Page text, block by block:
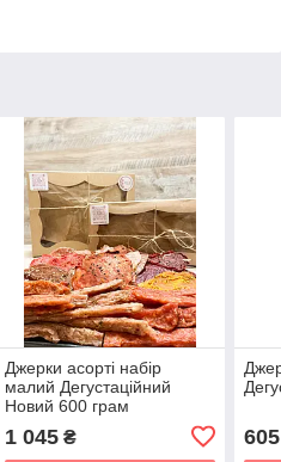
Джерки асорті набір
малий Дегустаційний
Новий 600 грам
1 045₴ 605